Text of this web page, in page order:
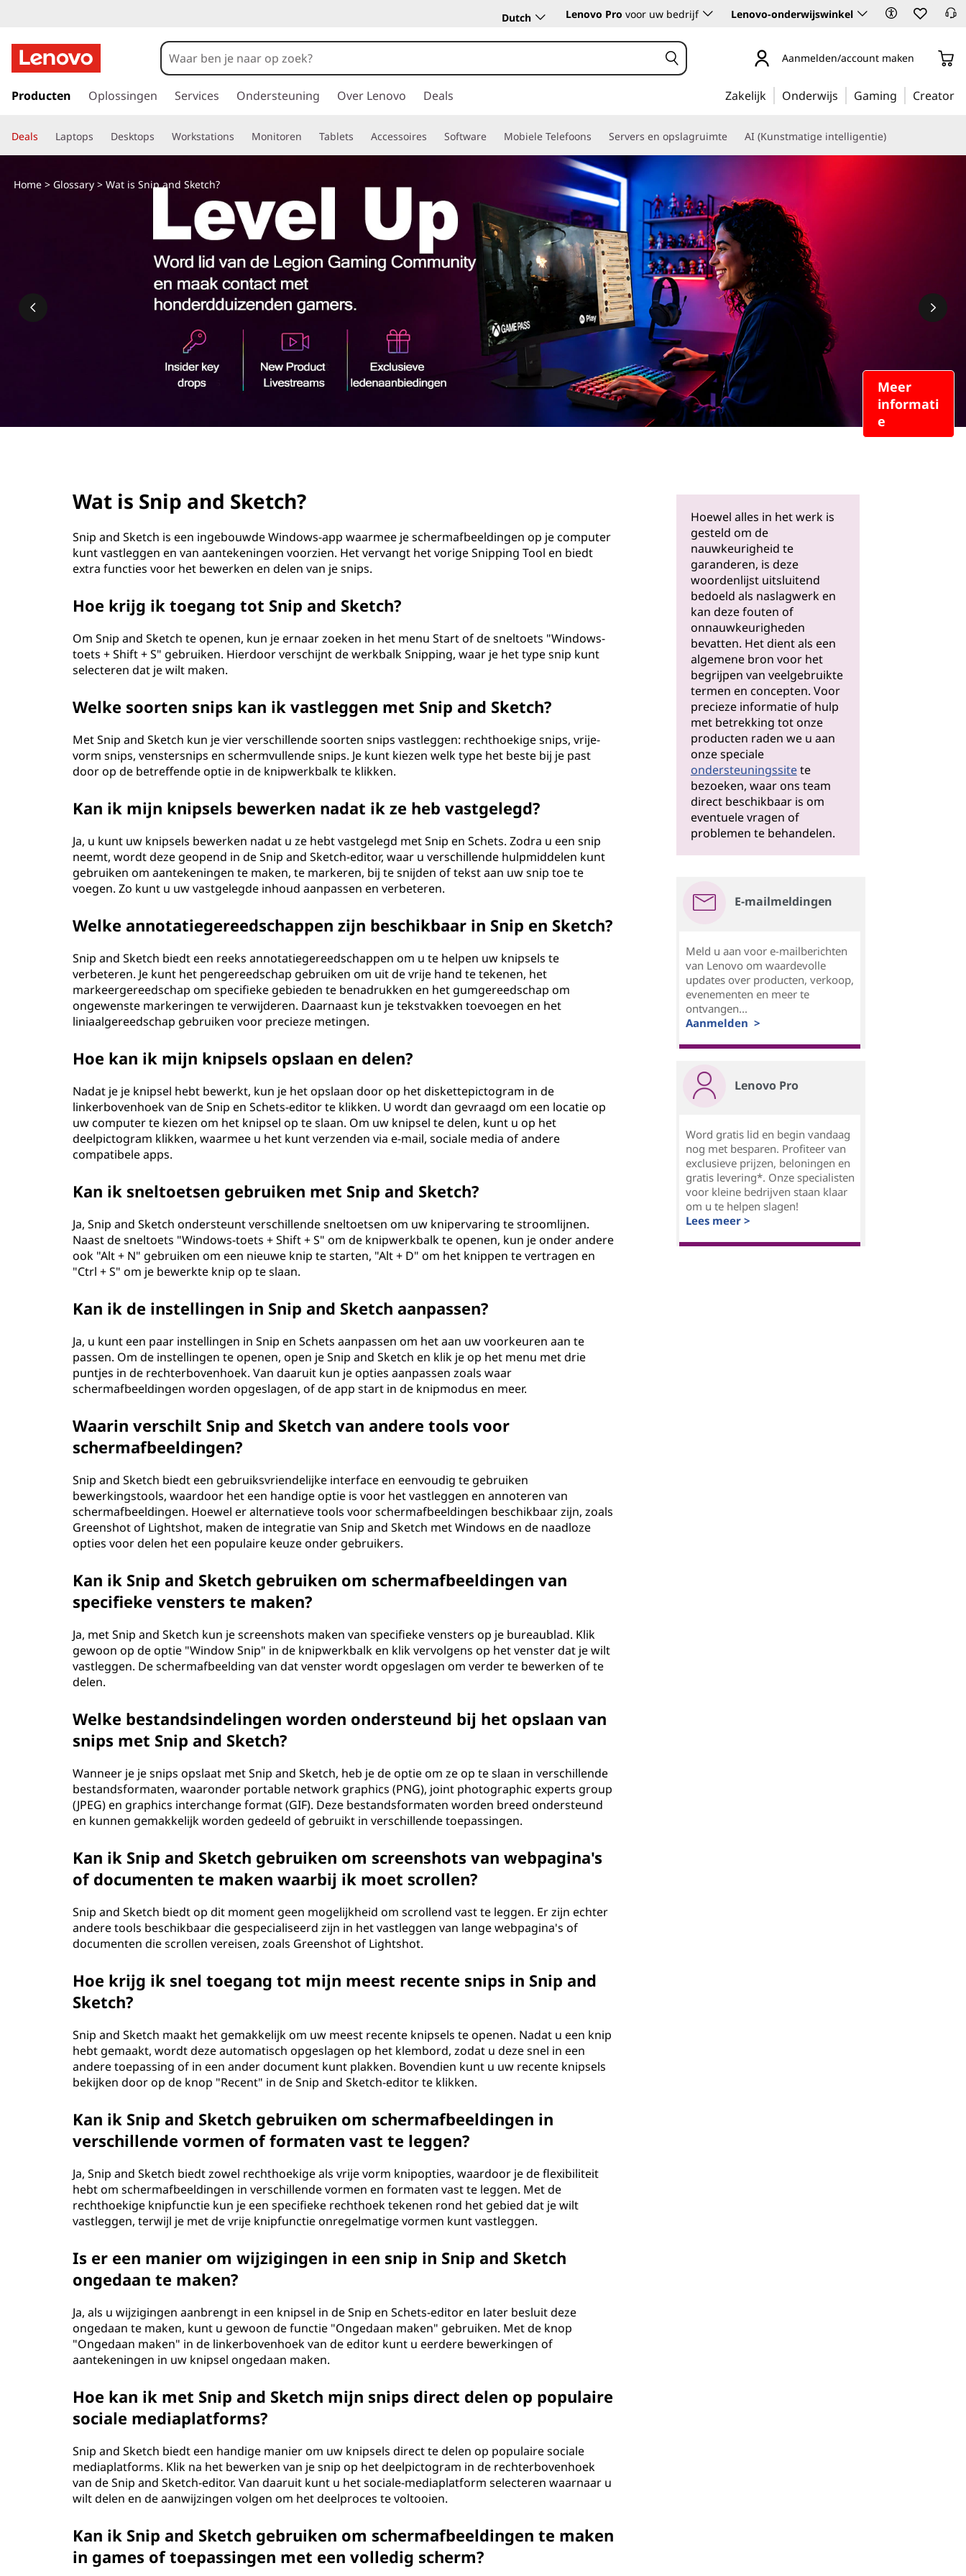
Dutch Lenovo Pro voor uw bedrijf Lenovo-onderwijswinkel
a
a
r
e
Aanmelden/account maken
Producten Oplossingen Services Ondersteuning Over Lenovo Deals Zakelijk Onderwijs Gaming Creator
Deals Laptops Desktops Workstations Monitoren Tablets Accessoires Software Mobiele Telefoons Servers en opslagruimte AI (Kunstmatige intelligentie)
Meer
informati
e
Home> Glossary> Wat is Snip and Sketch?
Wat is Snip and Sketch?
Snip and Sketch is een ingebouwde Windows-app waarmee je schermafbeeldingen op je computer
kunt vastleggen en van aantekeningen voorzien. Het vervangt het vorige Snipping Tool en biedt
extra functies voor het bewerken en delen van je snips.
Hoe krijg ik toegang tot Snip and Sketch?
Om Snip and Sketch te openen, kun je ernaar zoeken in het menu Start of de sneltoets "Windows-
toets + Shift + S" gebruiken. Hierdoor verschijnt de werkbalk Snipping, waar je het type snip kunt
selecteren dat je wilt maken.
Welke soorten snips kan ik vastleggen met Snip and Sketch?
Met Snip and Sketch kun je vier verschillende soorten snips vastleggen: rechthoekige snips, vrije-
vorm snips, venstersnips en schermvullende snips. Je kunt kiezen welk type het beste bij je past
door op de betreffende optie in de knipwerkbalk te klikken.
Kan ik mijn knipsels bewerken nadat ik ze heb vastgelegd?
Ja, u kunt uw knipsels bewerken nadat u ze hebt vastgelegd met Snip en Schets. Zodra u een snip
neemt, wordt deze geopend in de Snip and Sketch-editor, waar u verschillende hulpmiddelen kunt
gebruiken om aantekeningen te maken, te markeren, bij te snijden of tekst aan uw snip toe te
voegen. Zo kunt u uw vastgelegde inhoud aanpassen en verbeteren.
Welke annotatiegereedschappen zijn beschikbaar in Snip en Sketch?
Snip and Sketch biedt een reeks annotatiegereedschappen om u te helpen uw knipsels te
verbeteren. Je kunt het pengereedschap gebruiken om uit de vrije hand te tekenen, het
markeergereedschap om specifieke gebieden te benadrukken en het gumgereedschap om
ongewenste markeringen te verwijderen. Daarnaast kun je tekstvakken toevoegen en het
liniaalgereedschap gebruiken voor precieze metingen.
Hoe kan ik mijn knipsels opslaan en delen?
Nadat je je knipsel hebt bewerkt, kun je het opslaan door op het diskettepictogram in de
linkerbovenhoek van de Snip en Schets-editor te klikken. U wordt dan gevraagd om een locatie op
uw computer te kiezen om het knipsel op te slaan. Om uw knipsel te delen, kunt u op het
deelpictogram klikken, waarmee u het kunt verzenden via e-mail, sociale media of andere
compatibele apps.
Kan ik sneltoetsen gebruiken met Snip and Sketch?
Ja, Snip and Sketch ondersteunt verschillende sneltoetsen om uw knipervaring te stroomlijnen.
Naast de sneltoets "Windows-toets + Shift + S" om de knipwerkbalk te openen, kun je onder andere
ook "Alt + N" gebruiken om een nieuwe knip te starten, "Alt + D" om het knippen te vertragen en
"Ctrl + S" om je bewerkte knip op te slaan.
Kan ik de instellingen in Snip and Sketch aanpassen?
Ja, u kunt een paar instellingen in Snip en Schets aanpassen om het aan uw voorkeuren aan te
passen. Om de instellingen te openen, open je Snip and Sketch en klik je op het menu met drie
puntjes in de rechterbovenhoek. Van daaruit kun je opties aanpassen zoals waar
schermafbeeldingen worden opgeslagen, of de app start in de knipmodus en meer.
Waarin verschilt Snip and Sketch van andere tools voor
schermafbeeldingen?
Snip and Sketch biedt een gebruiksvriendelijke interface en eenvoudig te gebruiken
bewerkingstools, waardoor het een handige optie is voor het vastleggen en annoteren van
schermafbeeldingen. Hoewel er alternatieve tools voor schermafbeeldingen beschikbaar zijn, zoals
Greenshot of Lightshot, maken de integratie van Snip and Sketch met Windows en de naadloze
opties voor delen het een populaire keuze onder gebruikers.
Kan ik Snip and Sketch gebruiken om schermafbeeldingen van
specifieke vensters te maken?
Ja, met Snip and Sketch kun je screenshots maken van specifieke vensters op je bureaublad. Klik
gewoon op de optie "Window Snip" in de knipwerkbalk en klik vervolgens op het venster dat je wilt
vastleggen. De schermafbeelding van dat venster wordt opgeslagen om verder te bewerken of te
delen.
Welke bestandsindelingen worden ondersteund bij het opslaan van
snips met Snip and Sketch?
Wanneer je je snips opslaat met Snip and Sketch, heb je de optie om ze op te slaan in verschillende
bestandsformaten, waaronder portable network graphics (PNG), joint photographic experts group
(JPEG) en graphics interchange format (GIF). Deze bestandsformaten worden breed ondersteund
en kunnen gemakkelijk worden gedeeld of gebruikt in verschillende toepassingen.
Kan ik Snip and Sketch gebruiken om screenshots van webpagina's
of documenten te maken waarbij ik moet scrollen?
Snip and Sketch biedt op dit moment geen mogelijkheid om scrollend vast te leggen. Er zijn echter
andere tools beschikbaar die gespecialiseerd zijn in het vastleggen van lange webpagina's of
documenten die scrollen vereisen, zoals Greenshot of Lightshot.
Hoe krijg ik snel toegang tot mijn meest recente snips in Snip and
Sketch?
Snip and Sketch maakt het gemakkelijk om uw meest recente knipsels te openen. Nadat u een knip
hebt gemaakt, wordt deze automatisch opgeslagen op het klembord, zodat u deze snel in een
andere toepassing of in een ander document kunt plakken. Bovendien kunt u uw recente knipsels
bekijken door op de knop "Recent" in de Snip and Sketch-editor te klikken.
Kan ik Snip and Sketch gebruiken om schermafbeeldingen in
verschillende vormen of formaten vast te leggen?
Ja, Snip and Sketch biedt zowel rechthoekige als vrije vorm knipopties, waardoor je de flexibiliteit
hebt om schermafbeeldingen in verschillende vormen en formaten vast te leggen. Met de
rechthoekige knipfunctie kun je een specifieke rechthoek tekenen rond het gebied dat je wilt
vastleggen, terwijl je met de vrije knipfunctie onregelmatige vormen kunt vastleggen.
Is er een manier om wijzigingen in een snip in Snip and Sketch
ongedaan te maken?
Ja, als u wijzigingen aanbrengt in een knipsel in de Snip en Schets-editor en later besluit deze
ongedaan te maken, kunt u gewoon de functie "Ongedaan maken" gebruiken. Met de knop
"Ongedaan maken" in de linkerbovenhoek van de editor kunt u eerdere bewerkingen of
aantekeningen in uw knipsel ongedaan maken.
Hoe kan ik met Snip and Sketch mijn snips direct delen op populaire
sociale mediaplatforms?
Snip and Sketch biedt een handige manier om uw knipsels direct te delen op populaire sociale
mediaplatforms. Klik na het bewerken van je snip op het deelpictogram in de rechterbovenhoek
van de Snip and Sketch-editor. Van daaruit kunt u het sociale-mediaplatform selecteren waarnaar u
wilt delen en de aanwijzingen volgen om het deelproces te voltooien.
Kan ik Snip and Sketch gebruiken om schermafbeeldingen te maken
in games of toepassingen met een volledig scherm?
Hoewel alles in het werk is
gesteld om de
nauwkeurigheid te
garanderen, is deze
woordenlijst uitsluitend
bedoeld als naslagwerk en
kan deze fouten of
onnauwkeurigheden
bevatten. Het dient als een
algemene bron voor het
begrijpen van veelgebruikte
termen en concepten. Voor
precieze informatie of hulp
met betrekking tot onze
producten raden we u aan
onze speciale
ondersteuningssitete
bezoeken, waar ons team
direct beschikbaar is om
eventuele vragen of
problemen te behandelen.
E-mailmeldingen
Meld u aan voor e-mailberichten
van Lenovo om waardevolle
updates over producten, verkoop,
evenementen en meer te
ontvangen...
Aanmelden >
Lenovo Pro
Word gratis lid en begin vandaag
nog met besparen. Profiteer van
exclusieve prijzen, beloningen en
gratis levering*. Onze specialisten
voor kleine bedrijven staan klaar
om u te helpen slagen!
Lees meer >